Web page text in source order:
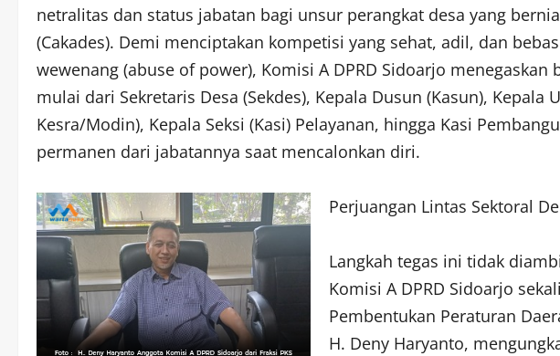
netralitas dan status jabatan bagi unsur perangkat desa yang
(Cakades). Demi menciptakan kompetisi yang sehat, adil, dan
wewenang (abuse of power), Komisi A DPRD Sidoarjo
mulai dari Sekretaris Desa (Sekdes), Kepala Dusun (Kasun), Kepala
Kesra/Modin), Kepala Seksi (Kasi) Pelayanan, hingga Kasi
permanen dari jabatannya saat mencalonkan diri.
Perjuangan Lintas Sektoral
Langkah tegas ini tidak
Komisi A DPRD Sidoarjo
Pembentukan Peraturan
H. Deny Haryanto,